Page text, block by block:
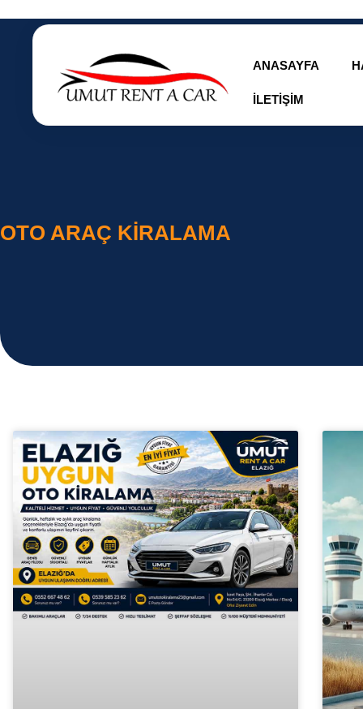
ANASAYFA
İLETIŞIM
OTO ARAÇ KIRALAMA